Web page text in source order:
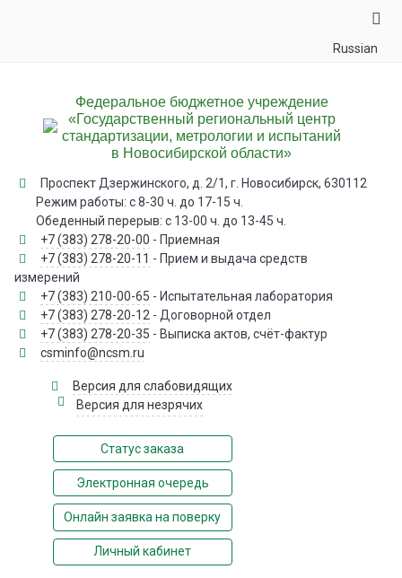
Russian
Федеральное бюджетное учреждение
«Государственный региональный центр
стандартизации, метрологии и испытаний
в Новосибирской области»
Проспект Дзержинского, д. 2/1, г. Новосибирск, 630112
Режим работы: с 8-30 ч. до 17-15 ч.
Обеденный перерыв: с 13-00 ч. до 13-45 ч.
+7 (383) 278-20-00 - Приемная
+7 (383) 278-20-11 - Прием и выдача средств
измерений
+7 (383) 210-00-65 - Испытательная лаборатория
+7 (383) 278-20-12 - Договорной отдел
+7 (383) 278-20-35 - Выписка актов, счёт-фактур
csminfo@ncsm.ru
Версия для слабовидящих
Версия для незрячих
Статус заказа
Электронная очередь
Онлайн заявка на поверку
Личный кабинет